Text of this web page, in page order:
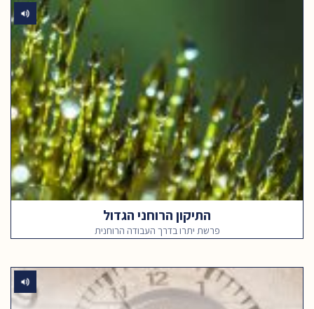
התיקון הרוחני הגדול
פרשת יתרו בדרך העבודה הרוחנית